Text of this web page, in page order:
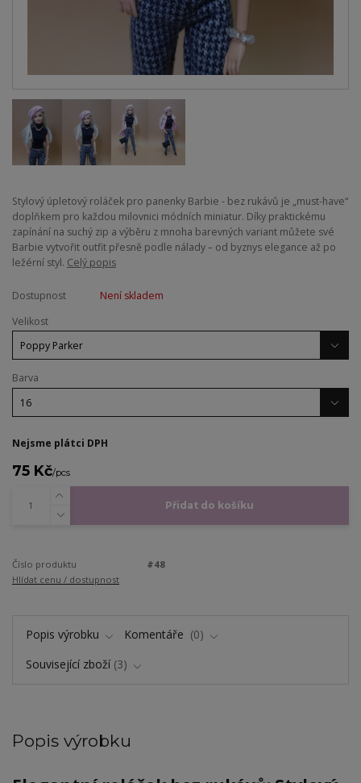
Stylový úpletový roláček pro panenky Barbie - bez rukávů je „must-have“
doplňkem pro každou milovnici módních miniatur. Díky praktickému
zapínání na suchý zip a výběru z mnoha barevných variant můžete své
Barbie vytvořit outfit přesně podle nálady – od byznys elegance až po
ležérní styl. Celý popis
Dostupnost
Není skladem
Velikost
Barva
Nejsme plátci DPH
75 Kč/pcs
Přidat do košíku
Číslo produktu
#48
Hlídat cenu / dostupnost
Popis výrobku Komentáře
0
Související zboží 3
Popis výrobku